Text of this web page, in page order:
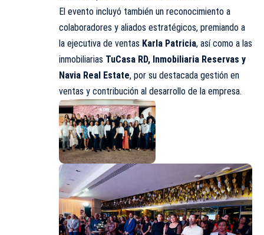
El evento incluyó también un reconocimiento a
colaboradores y aliados estratégicos, premiando a
la ejecutiva de ventas Karla Patricia, así como a las
inmobiliarias TuCasa RD, Inmobiliaria Reservas y
Navia Real Estate, por su destacada gestión en
ventas y contribución al desarrollo de la empresa.